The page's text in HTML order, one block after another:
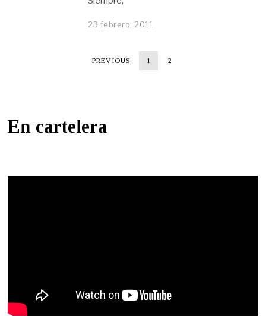
23 febrero, 2011
PREVIOUS 1 2
En cartelera